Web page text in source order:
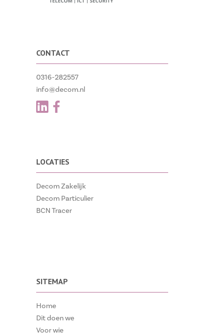
CONTACT
0316-282557
info@decom.nl
LOCATIES
Decom Zakelijk
Decom Particulier
BCN Tracer
SITEMAP
Home
Dit doen we
Voor wie